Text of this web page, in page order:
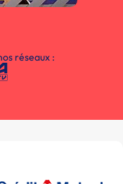
réseaux :